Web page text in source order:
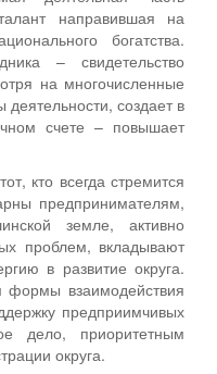
направившая на
богатства.
– свидетельство
на многочисленные
создает в
счете – повышает
кто всегда стремится
предпринимателям,
земле, активно
проблем, вкладывают
в развитие округа.
формы взаимодействия
предприимчивых
дело, приоритетным
округа.